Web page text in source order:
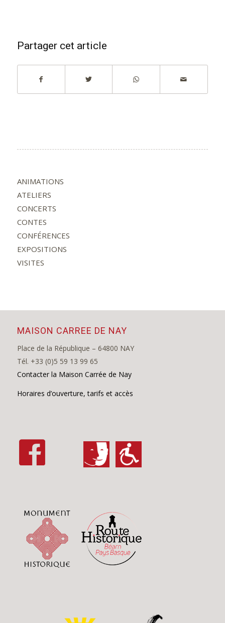
Partager cet article
ANIMATIONS
ATELIERS
CONCERTS
CONTES
CONFÉRENCES
EXPOSITIONS
VISITES
MAISON CARREE DE NAY
Place de la République – 64800 NAY
Tél. +33 (0)5 59 13 99 65
Contacter la Maison Carrée de Nay
Horaires d’ouverture, tarifs et accès